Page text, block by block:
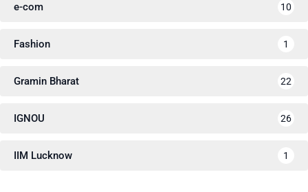
e-com 10
Fashion 1
Gramin Bharat 22
IGNOU 26
IIM Lucknow 1